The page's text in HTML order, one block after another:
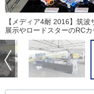
【メディア4耐 2016】筑
展示やロードスターのRC